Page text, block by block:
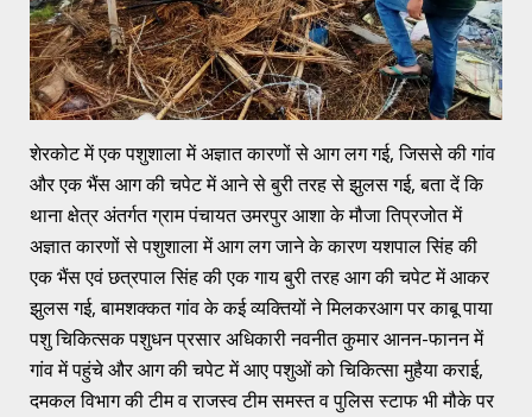
शेरकोट में एक पशुशाला में अज्ञात कारणों से आग लग गई, जिससे की गांव
और एक भैंस आग की चपेट में आने से बुरी तरह से झुलस गई, बता दें कि
थाना क्षेत्र अंतर्गत ग्राम पंचायत उमरपुर आशा के मौजा तिप्रजोत में
अज्ञात कारणों से पशुशाला में आग लग जाने के कारण यशपाल सिंह की
एक भैंस एवं छत्रपाल सिंह की एक गाय बुरी तरह आग की चपेट में आकर
झुलस गई, बामशक्कत गांव के कई व्यक्तियों ने मिलकरआग पर काबू पाया
पशु चिकित्सक पशुधन प्रसार अधिकारी नवनीत कुमार आनन-फानन में
गांव में पहुंचे और आग की चपेट में आए पशुओं को चिकित्सा मुहैया कराई,
दमकल विभाग की टीम व राजस्व टीम समस्त व पुलिस स्टाफ भी मौके पर